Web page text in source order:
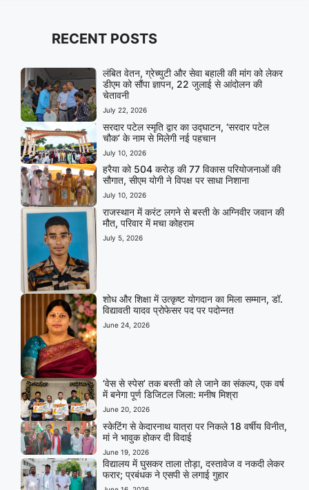
RECENT POSTS
लंबित वेतन, ग्रेच्युटी और सेवा बहाली की मांग को लेकर
डीएम को सौंपा ज्ञापन, 22 जुलाई से आंदोलन की
चेतावनी
July 22, 2026
सरदार पटेल स्मृति द्वार का उद्घाटन, ‘सरदार पटेल
चौक’ के नाम से मिलेगी नई पहचान
July 10, 2026
हरैया को 504 करोड़ की 77 विकास परियोजनाओं की
सौगात, सीएम योगी ने विपक्ष पर साधा निशाना
July 10, 2026
राजस्थान में करंट लगने से बस्ती के अग्निवीर जवान की
मौत, परिवार में मचा कोहराम
July 5, 2026
शोध और शिक्षा में उत्कृष्ट योगदान का मिला सम्मान, डॉ.
विद्यावती यादव प्रोफेसर पद पर पदोन्नत
June 24, 2026
‘वेस से स्पेस’ तक बस्ती को ले जाने का संकल्प, एक वर्ष
में बनेगा पूर्ण डिजिटल जिला: मनीष मिश्रा
June 20, 2026
स्केटिंग से केदारनाथ यात्रा पर निकले 18 वर्षीय विनीत,
मां ने भावुक होकर दी विदाई
June 19, 2026
विद्यालय में घुसकर ताला तोड़ा, दस्तावेज व नकदी लेकर
फरार; प्रबंधक ने एसपी से लगाई गुहार